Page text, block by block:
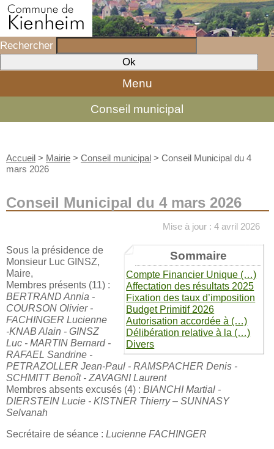
Rechercher
Menu
Conseil municipal
Accueil > Mairie > Conseil municipal > Conseil Municipal du 4
mars 2026
Conseil Municipal du 4 mars 2026
Mise à jour : 4 avril 2026
Sommaire
Compte Financier Unique (…)
Affectation des résultats 2025
Fixation des taux d’imposition
Budget Primitif 2026
Autorisation accordée à (…)
Délibération relative à la (…)
Divers
Sous la présidence de
Monsieur Luc GINSZ,
Maire,
Membres présents (11) :
BERTRAND Annia -
COURSON Olivier -
FACHINGER Lucienne
-KNAB Alain - GINSZ
Luc - MARTIN Bernard -
RAFAEL Sandrine -
PETRAZOLLER Jean-Paul - RAMSPACHER Denis -
SCHMITT Benoît - ZAVAGNI Laurent
Membres absents excusés (4) : BIANCHI Martial -
DIERSTEIN Lucie - KISTNER Thierry – SUNNASY
Selvanah
Secrétaire de séance : Lucienne FACHINGER